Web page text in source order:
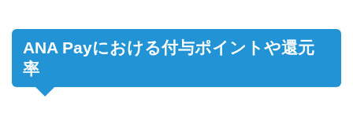
ANA Payにおける付与ポイントや還元
率